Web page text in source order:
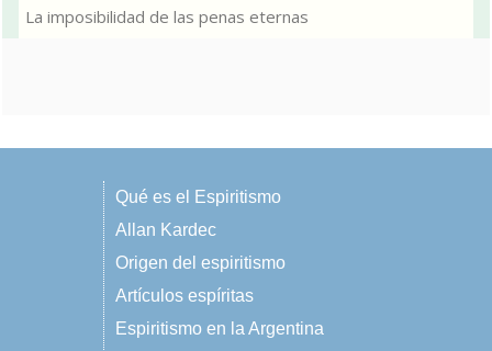
La imposibilidad de las penas eternas
Qué es el Espiritismo
Allan Kardec
Origen del espiritismo
Artículos espíritas
Espiritismo en la Argentina